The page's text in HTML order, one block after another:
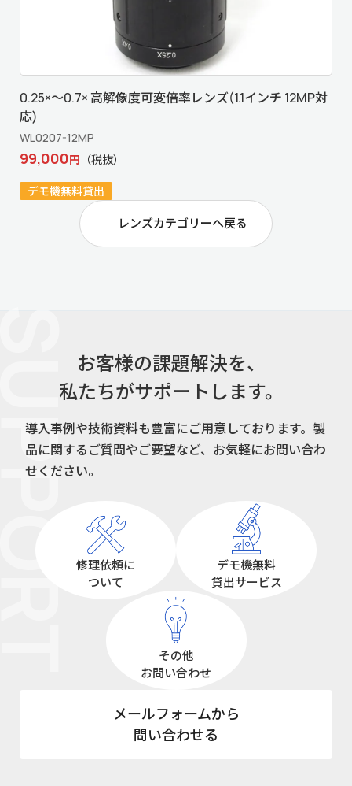
0.25×～0.7× 高解像度可変倍率レンズ(1.1インチ 12MP対
応)
WL0207-12MP
99,000円 （税抜）
デモ機無料貸出
レンズカテゴリーへ戻る
お客様の課題解決を、
私たちがサポートします。
導入事例や技術資料も豊富にご用意しております。 製
品に関するご質問やご要望など、お気軽にお問い合わ
せください。
修理依頼に
ついて
デモ機無料
貸出サービス
その他
お問い合わせ
メールフォームから
問い合わせる